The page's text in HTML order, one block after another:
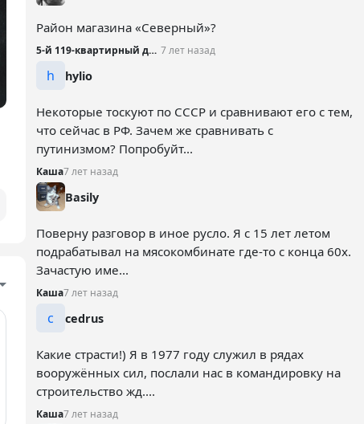
Район магазина «Северный»?
5-й 119-квартирный дом, 1969 год 7 лет назад
h hylio
Некоторые тоскуют по СССР и сравнивают его с тем,
что сейчас в РФ. Зачем же сравнивать с
путинизмом? Попробуйт...
Каша7 лет назад
Basily
Поверну разговор в иное русло. Я с 15 лет летом
подрабатывал на мясокомбинате где-то с конца 60х.
Зачастую име...
Каша7 лет назад
c cedrus
Какие страсти!) Я в 1977 году служил в рядах
вооружённых сил, послали нас в командировку на
строительство жд....
Каша7 лет назад